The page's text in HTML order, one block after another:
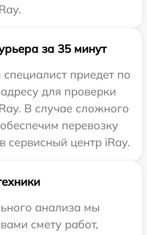
за 35 минут
специалист приедет по
для проверки
В случае сложного
перевозку
сервисный центр iRay.
анализа мы
смету работ,